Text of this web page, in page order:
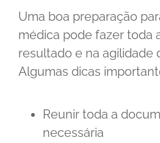
Uma boa preparação
médica pode fazer toda
resultado e na agilidade
Algumas dicas
Reunir toda a
necessária